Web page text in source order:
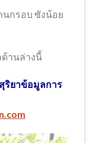
กรอบ ซังน้อย
านล่างนี้
ริยาข้อมูลการ